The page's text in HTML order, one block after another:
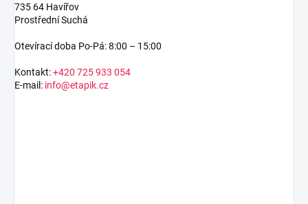
735 64 Havířov
Prostřední Suchá
Otevírací doba Po-Pá: 8:00 – 15:00
Kontakt:+420 725 933 054
E-mail: info@etapik.cz